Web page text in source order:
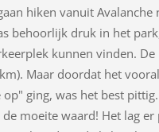
hiken vanuit Avalanche
behoorlijk druk in het
kunnen vinden.
Maar doordat het
op" ging, was het best
de moeite waard! Het lag